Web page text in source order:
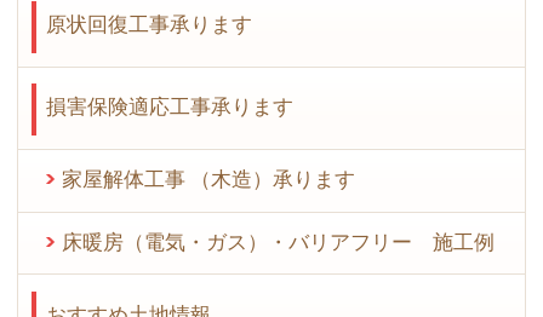
原状回復工事承ります
損害保険適応工事承ります
家屋解体工事 （木造）承ります
床暖房（電気・ガス）・バリアフリー 施工例